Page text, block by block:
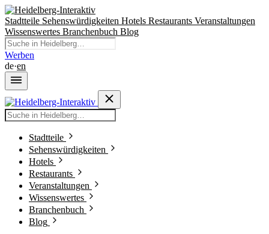
Stadtteile Sehenswürdigkeiten Hotels Restaurants Veranstaltungen
Wissenswertes Branchenbuch Blog
Werben
de·en
Stadtteile
Sehenswürdigkeiten
Hotels
Restaurants
Veranstaltungen
Wissenswertes
Branchenbuch
Blog